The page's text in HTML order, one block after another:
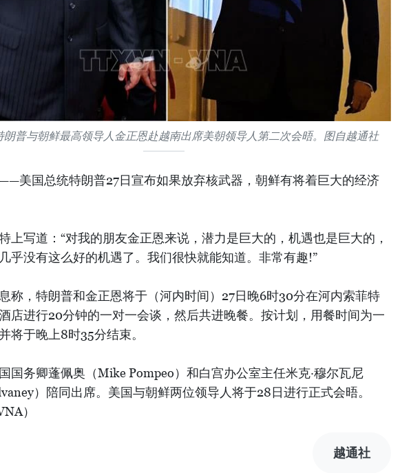
朗普与朝鲜最高领导人金正恩赴越南出席美朝领导人第二次会晤。图自越通社
美国总统特朗普27日宣布如果放弃核武器，朝鲜有将着巨大的经济
上写道：“对我的朋友金正恩来说，潜力是巨大的，机遇也是巨大的，
乎没有这么好的机遇了。我们很快就能知道。非常有趣!”
称，特朗普和金正恩将于（河内时间）27日晚6时30分在河内索菲特
店进行20分钟的一对一会谈，然后共进晚餐。按计划，用餐时间为一
将于晚上8时35分结束。
国务卿蓬佩奥（Mike Pompeo）和白宫办公室主任米克·穆尔瓦尼
）陪同出席。美国与朝鲜两位领导人将于28日进行正式会晤。
）
越通社